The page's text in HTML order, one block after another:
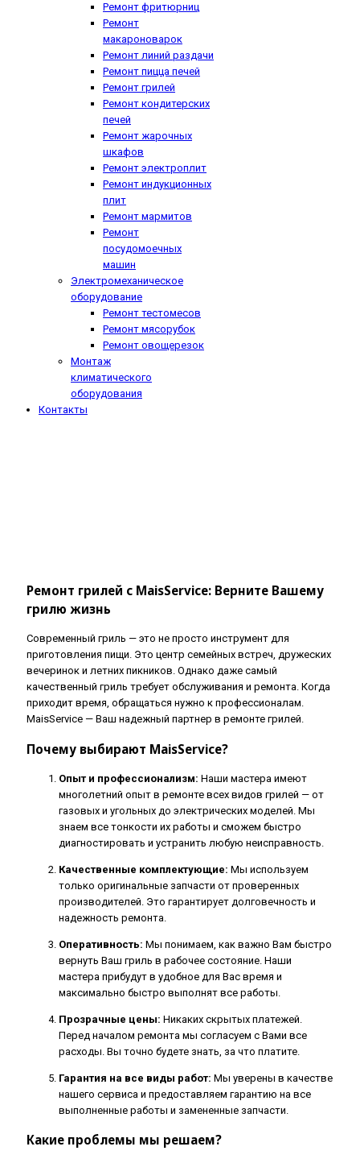
Ремонт фритюрниц
Ремонт
макароноварок
Ремонт линий раздачи
Ремонт пицца печей
Ремонт грилей
Ремонт кондитерских
печей
Ремонт жарочных
шкафов
Ремонт электроплит
Ремонт индукционных
плит
Ремонт мармитов
Ремонт
посудомоечных
машин
Электромеханическое
оборудование
Ремонт тестомесов
Ремонт мясорубок
Ремонт овощерезок
Монтаж
климатического
оборудования
Контакты
Ремонт грилей с MaisService: Верните Вашему
грилю жизнь
Современный гриль — это не просто инструмент для
приготовления пищи. Это центр семейных встреч, дружеских
вечеринок и летних пикников. Однако даже самый
качественный гриль требует обслуживания и ремонта. Когда
приходит время, обращаться нужно к профессионалам.
MaisService — Ваш надежный партнер в ремонте грилей.
Почему выбирают MaisService?
Опыт и профессионализм: Наши мастера имеют
многолетний опыт в ремонте всех видов грилей — от
газовых и угольных до электрических моделей. Мы
знаем все тонкости их работы и сможем быстро
диагностировать и устранить любую неисправность.
Качественные комплектующие: Мы используем
только оригинальные запчасти от проверенных
производителей. Это гарантирует долговечность и
надежность ремонта.
Оперативность: Мы понимаем, как важно Вам быстро
вернуть Ваш гриль в рабочее состояние. Наши
мастера прибудут в удобное для Вас время и
максимально быстро выполнят все работы.
Прозрачные цены: Никаких скрытых платежей.
Перед началом ремонта мы согласуем с Вами все
расходы. Вы точно будете знать, за что платите.
Гарантия на все виды работ: Мы уверены в качестве
нашего сервиса и предоставляем гарантию на все
выполненные работы и замененные запчасти.
Какие проблемы мы решаем?